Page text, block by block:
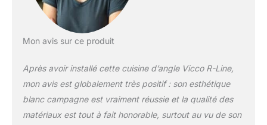
Les meubles bas ont une
56,8x45x55 cm.
MATÉRIAU : Les façades
de la cuisine sont en
MDF. Le corps est
fabriqué en panneau de
Mon avis sur ce produit
Après avoir installé cette cuisine d’angle Vicco R-Line,
mon avis est globalement très positif : son esthétique
blanc campagne est vraiment réussie et la qualité des
matériaux est tout à fait honorable, surtout au vu de son